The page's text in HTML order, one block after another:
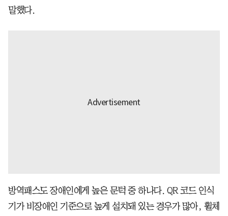
말했다.
방역패스도 장애인에게 높은 문턱 중 하나다. QR 코드 인식
기가 비장애인 기준으로 높게 설치돼 있는 경우가 많아, 휠체